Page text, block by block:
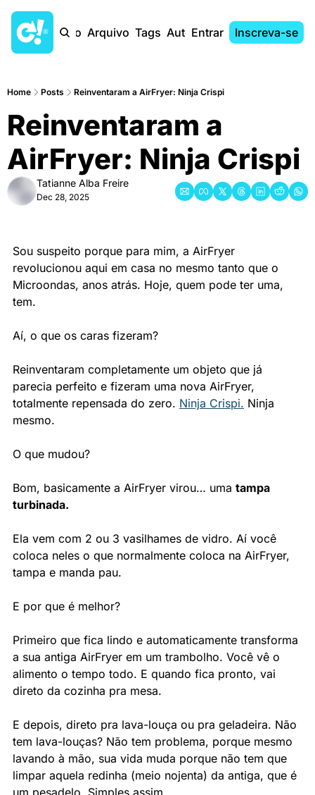
Início Arquivo Tags AutoresEntrar Inscreva-se
Home Posts Reinventaram a AirFryer: Ninja Crispi
Reinventaram a
AirFryer: Ninja Crispi
Tatianne Alba Freire
Dec 28, 2025
Sou suspeito porque para mim, a AirFryer
revolucionou aqui em casa no mesmo tanto que o
Microondas, anos atrás. Hoje, quem pode ter uma,
tem.
Aí, o que os caras fizeram?
Reinventaram completamente um objeto que já
parecia perfeito e fizeram uma nova AirFryer,
totalmente repensada do zero. Ninja Crispi. Ninja
mesmo.
O que mudou?
Bom, basicamente a AirFryer virou… uma tampa
turbinada.
Ela vem com 2 ou 3 vasilhames de vidro. Aí você
coloca neles o que normalmente coloca na AirFryer,
tampa e manda pau.
E por que é melhor?
Primeiro que fica lindo e automaticamente transforma
a sua antiga AirFryer em um trambolho. Você vê o
alimento o tempo todo. E quando fica pronto, vai
direto da cozinha pra mesa.
E depois, direto pra lava-louça ou pra geladeira. Não
tem lava-louças? Não tem problema, porque mesmo
lavando à mão, sua vida muda porque não tem que
limpar aquela redinha (meio nojenta) da antiga, que é
um pesadelo. Simples assim.